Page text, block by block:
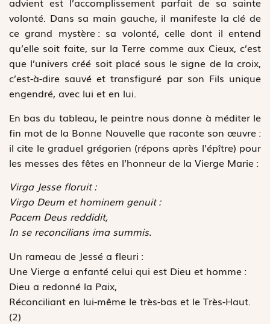
volonté. Dans sa main gauche, il manifeste la clé de
ce grand mystère : sa volonté, celle dont il entend
qu’elle soit faite, sur la Terre comme aux Cieux, c’est
que l’univers créé soit placé sous le signe de la croix,
c’est-à-dire sauvé et transfiguré par son Fils unique
engendré, avec lui et en lui.
En bas du tableau, le peintre nous donne à méditer le
fin mot de la Bonne Nouvelle que raconte son œuvre :
il cite le graduel grégorien (répons après l’épître) pour
les messes des fêtes en l’honneur de la Vierge Marie :
Virga Jesse floruit :
Virgo Deum et hominem genuit :
Pacem Deus reddidit,
In se reconcilians ima summis.
Un rameau de Jessé a fleuri :
Une Vierge a enfanté celui qui est Dieu et homme :
Dieu a redonné la Paix,
Réconciliant en lui-même le très-bas et le Très-Haut.
(2)